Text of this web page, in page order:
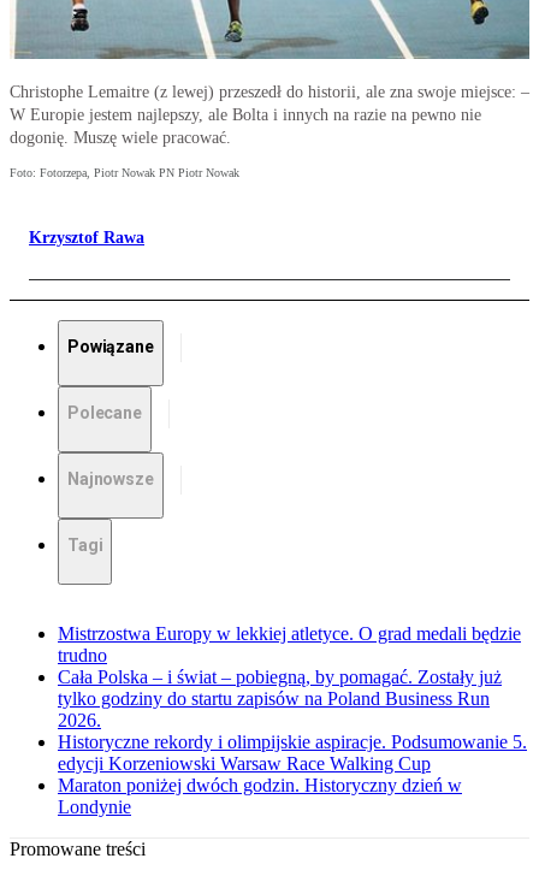
Christophe Lemaitre (z lewej) przeszedł do historii, ale zna swoje miejsce: –
W Europie jestem najlepszy, ale Bolta i innych na razie na pewno nie
dogonię. Muszę wiele pracować.
Foto: Fotorzepa, Piotr Nowak PN Piotr Nowak
Krzysztof Rawa
Powiązane
Polecane
Najnowsze
Tagi
Mistrzostwa Europy w lekkiej atletyce. O grad medali będzie
trudno
Cała Polska – i świat – pobiegną, by pomagać. Zostały już
tylko godziny do startu zapisów na Poland Business Run
2026.
Historyczne rekordy i olimpijskie aspiracje. Podsumowanie 5.
edycji Korzeniowski Warsaw Race Walking Cup
Maraton poniżej dwóch godzin. Historyczny dzień w
Londynie
Promowane treści